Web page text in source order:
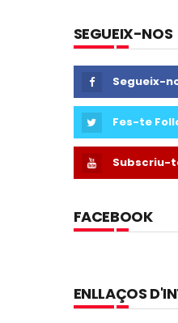
SEGUEIX-NOS
Segueix-
Fes-te
Subscriu-
FACEBOOK
ENLLAÇOS